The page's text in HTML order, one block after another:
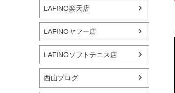
LAFINO楽天店
LAFINOヤフー店
LAFINOソフトテニス店
西山ブログ